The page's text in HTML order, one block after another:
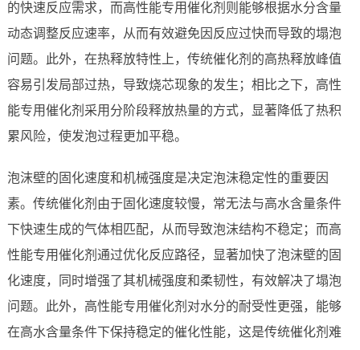
的快速反应需求，而高性能专用催化剂则能够根据水分含量
动态调整反应速率，从而有效避免因反应过快而导致的塌泡
问题。此外，在热释放特性上，传统催化剂的高热释放峰值
容易引发局部过热，导致烧芯现象的发生；相比之下，高性
能专用催化剂采用分阶段释放热量的方式，显著降低了热积
累风险，使发泡过程更加平稳。
泡沫壁的固化速度和机械强度是决定泡沫稳定性的重要因
素。传统催化剂由于固化速度较慢，常无法与高水含量条件
下快速生成的气体相匹配，从而导致泡沫结构不稳定；而高
性能专用催化剂通过优化反应路径，显著加快了泡沫壁的固
化速度，同时增强了其机械强度和柔韧性，有效解决了塌泡
问题。此外，高性能专用催化剂对水分的耐受性更强，能够
在高水含量条件下保持稳定的催化性能，这是传统催化剂难